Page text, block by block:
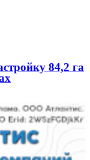
84,2 га